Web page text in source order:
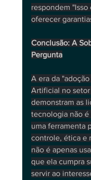
respondem
oferecer
Conclusão: A
Pergunta
A era da
Artificial no
demonstram as
tecnologia não é
uma ferramenta
controle, ética e
não é apenas
que ela cumpra
servir ao